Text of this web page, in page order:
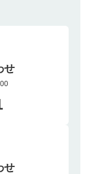
せ
せ